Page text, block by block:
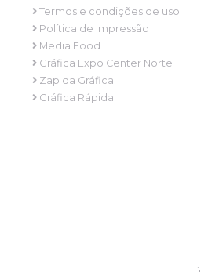
Termos e condições de uso
Política de Impressão
Media Food
Gráfica Expo Center Norte
Zap da Gráfica
Gráfica Rápida